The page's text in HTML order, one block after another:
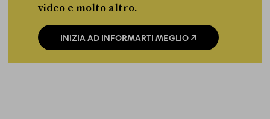
video e molto altro.
INIZIA AD INFORMARTI MEGLIO